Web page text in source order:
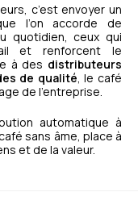
c’est envoyer un
l’on accorde de
quotidien, ceux qui
et renforcent le
à des distributeurs
de qualité , le café
de l’entreprise.
automatique à
sans âme, place à
et de la valeur.